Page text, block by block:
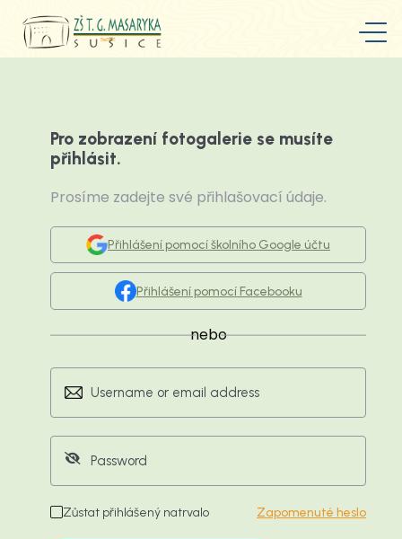
Pro zobrazení fotogalerie se musíte
přihlásit.
Prosíme zadejte své přihlašovací údaje.
Přihlášení pomocí školního Google účtu
Přihlášení pomocí Facebooku
nebo
Zůstat přihlášený natrvalo Zapomenuté heslo